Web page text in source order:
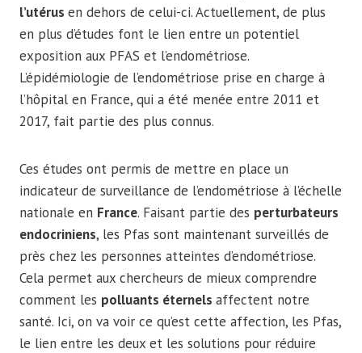
l’utérus en dehors de celui-ci. Actuellement, de plus
en plus d’études font le lien entre un potentiel
exposition aux PFAS et l’endométriose.
L’épidémiologie de l’endométriose prise en charge à
l’hôpital en France, qui a été menée entre 2011 et
2017, fait partie des plus connus.
Ces études ont permis de mettre en place un
indicateur de surveillance de l’endométriose à l’échelle
nationale en France. Faisant partie des perturbateurs
endocriniens, les Pfas sont maintenant surveillés de
près chez les personnes atteintes d’endométriose.
Cela permet aux chercheurs de mieux comprendre
comment les polluants éternels affectent notre
santé. Ici, on va voir ce qu’est cette affection, les Pfas,
le lien entre les deux et les solutions pour réduire